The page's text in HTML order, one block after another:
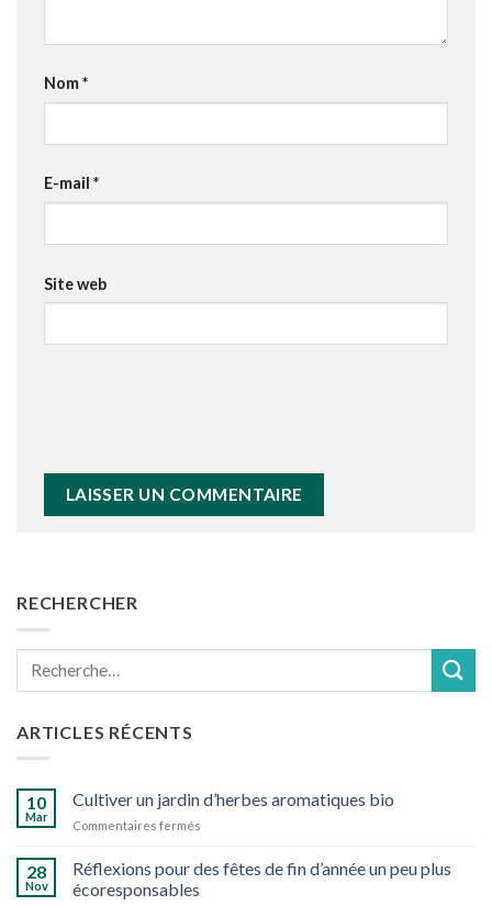
Nom*
E-mail *
Site web
RECHERCHER
Recherche
ARTICLES RÉCENTS
10
Mar
Cultiver un jardin d’herbes aromatiques bio
Commentaires fermés
un
28
Nov
Réflexions pour des fêtes de fin d’année un peu plus
écoresponsables